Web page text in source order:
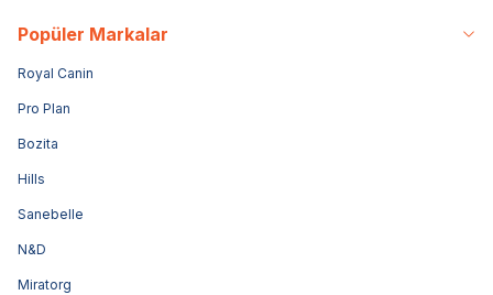
Popüler Markalar
Royal Canin
Pro Plan
Bozita
Hills
Sanebelle
N&D
Miratorg